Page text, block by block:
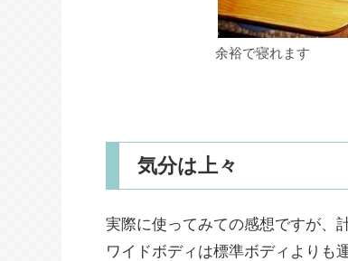
余裕で寝れます
気分は上々
実際に使ってみての感想ですが、
ワイドボディは標準ボディよりも